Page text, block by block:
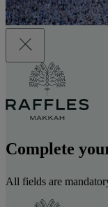
Complete
All fields are